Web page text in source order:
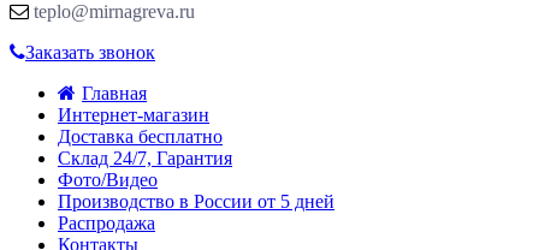
teplo@mirnagreva.ru
Заказать звонок
Главная
Интернет-магазин
Доставка бесплатно
Склад 24/7, Гарантия
Фото/Видео
Производство в России от 5 дней
Распродажа
Контакты